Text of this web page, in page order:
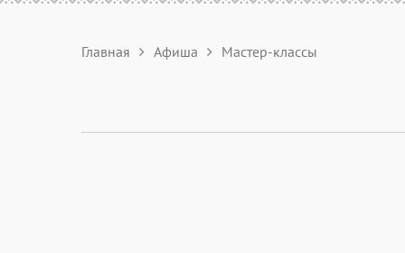
Главная Афиша Мастер-классы